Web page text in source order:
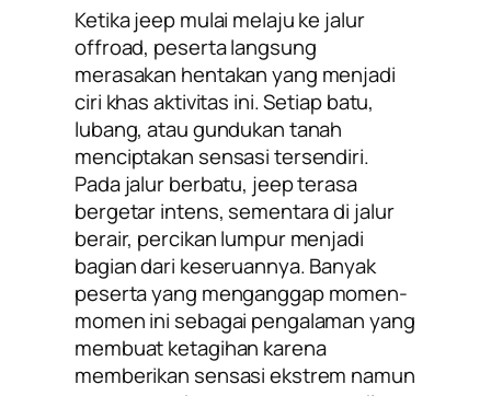
Ketika jeep mulai melaju ke jalur
offroad, peserta langsung
merasakan hentakan yang menjadi
ciri khas aktivitas ini. Setiap batu,
lubang, atau gundukan tanah
menciptakan sensasi tersendiri.
Pada jalur berbatu, jeep terasa
bergetar intens, sementara di jalur
berair, percikan lumpur menjadi
bagian dari keseruannya. Banyak
peserta yang menganggap momen-
momen ini sebagai pengalaman yang
membuat ketagihan karena
memberikan sensasi ekstrem namun